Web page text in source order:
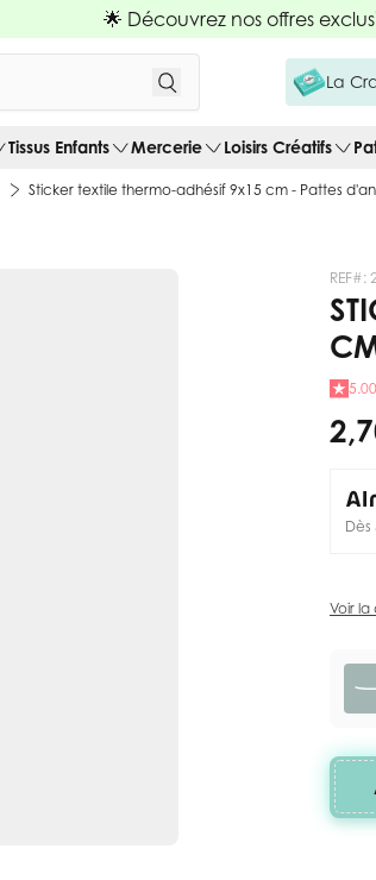
🌟 Découvrez nos offres
La
Tissus Enfants Mercerie Loisirs Créatifs
Sticker textile thermo-adhésif 9x15 cm - Pattes
REF#:
Dès
Voir